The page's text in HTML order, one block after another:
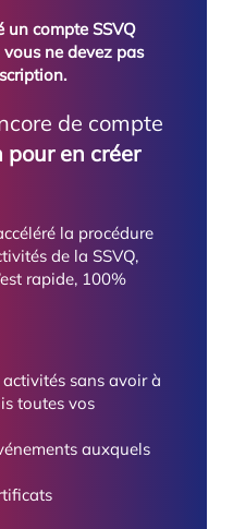
un compte SSVQ
ne devez pas
de compte
pour en créer
la procédure
de la SSVQ,
rapide, 100%
sans avoir à
toutes vos
auxquels